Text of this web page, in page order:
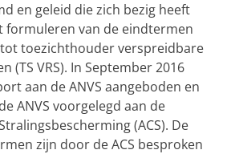
en geleid die zich bezig heeft
formuleren van de eindtermen
toezichthouder verspreidbare
(TS VRS). In September 2016
aan de ANVS aangeboden en
ANVS voorgelegd aan de
(ACS). De
zijn door de ACS besproken